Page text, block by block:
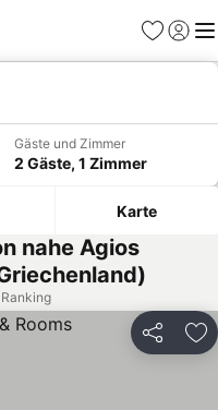
Favoriten
Gäste und Zimmer
2 Gäste, 1 Zimmer
Karte
nahe Agios
Teilen